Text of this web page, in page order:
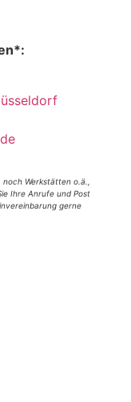
Werkstätten o.ä.,
Ihre Anrufe und Post
gerne